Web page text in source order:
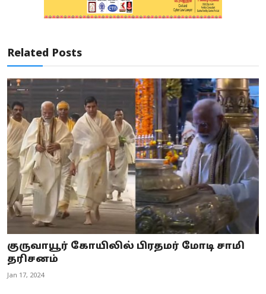
Related Posts
குருவாயூர் கோயிலில் பிரதமர் மோடி சாமி
தரிசனம்
Jan 17, 2024